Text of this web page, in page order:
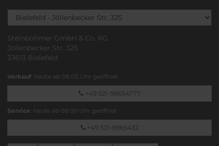
Steinböhmer GmbH & Co. KG
Jöllenbecker Str. 325
33613 Bielefeld
Verkauf: heute ab 08:00 Uhr geöffnet
+49 521-98654777
Service: heute ab 08:00 Uhr geöffnet
+49 521-9865432